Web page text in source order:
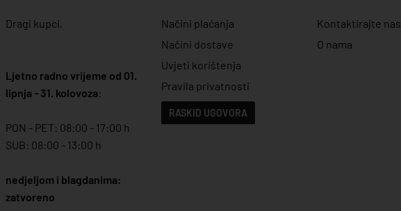
Dragi kupci,
Ljetno radno vrijeme od 01.
lipnja - 31. kolovoza:
PON - PET: 08:00 - 17:00 h
SUB: 08:00 - 13:00 h
nedjeljom i blagdanima:
zatvoreno
Načini plaćanja
Načini dostave
Uvjeti korištenja
Pravila privatnosti
RASKID UGOVORA
Kontaktirajte nas
O nama